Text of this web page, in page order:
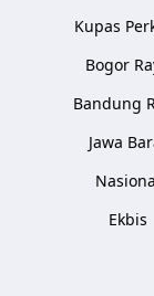
Kupas
Bogor
Bandung
Jawa
Ekbis